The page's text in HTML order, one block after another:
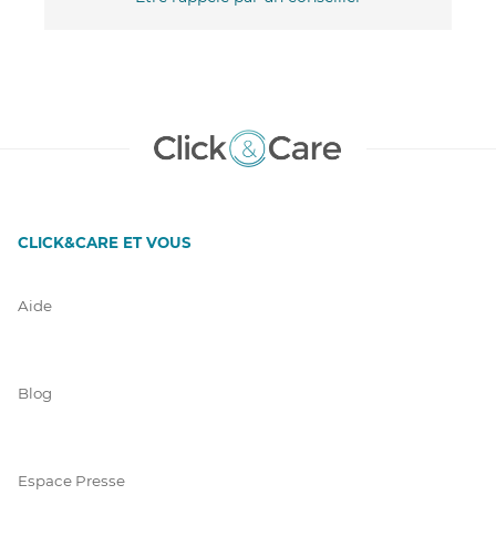
CLICK&CARE ET VOUS
Aide
Blog
Espace Presse